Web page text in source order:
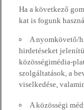
Ha a következő
kat is fogunk
A nyomkövető/
hirdetéseket
közösségimédia-
szolgáltatások, a
viselkedése,
A közösségi